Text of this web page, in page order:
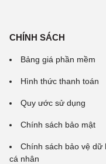
CHÍNH SÁCH
Bảng giá phần mềm
Hình thức thanh toán
Quy ước sử dụng
Chính sách bảo mật
Chính sách bảo vệ dữ
cá nhân